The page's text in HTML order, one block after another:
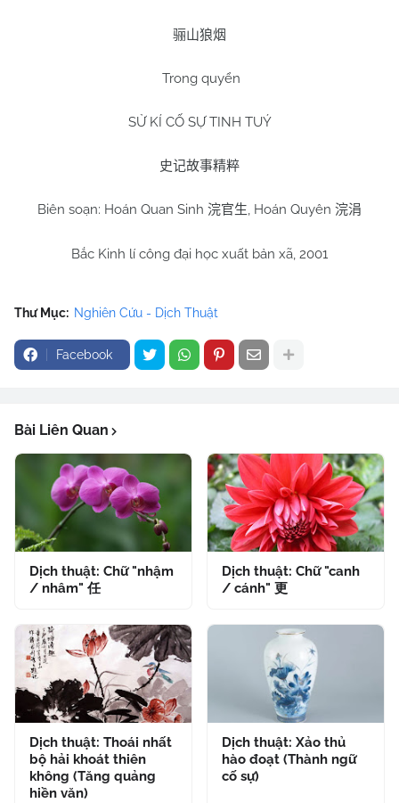
骊山狼烟
Trong quyển
SỬ KÍ CỐ SỰ TINH TUÝ
史记故事精粹
Biên soạn: Hoán Quan Sinh 浣官生, Hoán Quyên 浣涓
Bắc Kinh lí công đại học xuất bản xã, 2001
Thư Mục: Nghiên Cứu - Dịch Thuật
Facebook
Bài Liên Quan
Dịch thuật: Chữ "nhậm
/ nhâm" 任
Dịch thuật: Chữ "canh
/ cánh" 更
Dịch thuật: Thoái nhất
bộ hải khoát thiên
không (Tăng quảng
hiền văn)
Dịch thuật: Xảo thủ
hào đoạt (Thành ngữ
cố sự)